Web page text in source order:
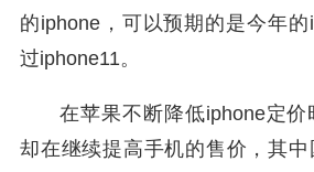
的iphone，可以预期的是今年的
过iphone11。
在苹果不断降低iphone定
却在继续提高手机的售价，其